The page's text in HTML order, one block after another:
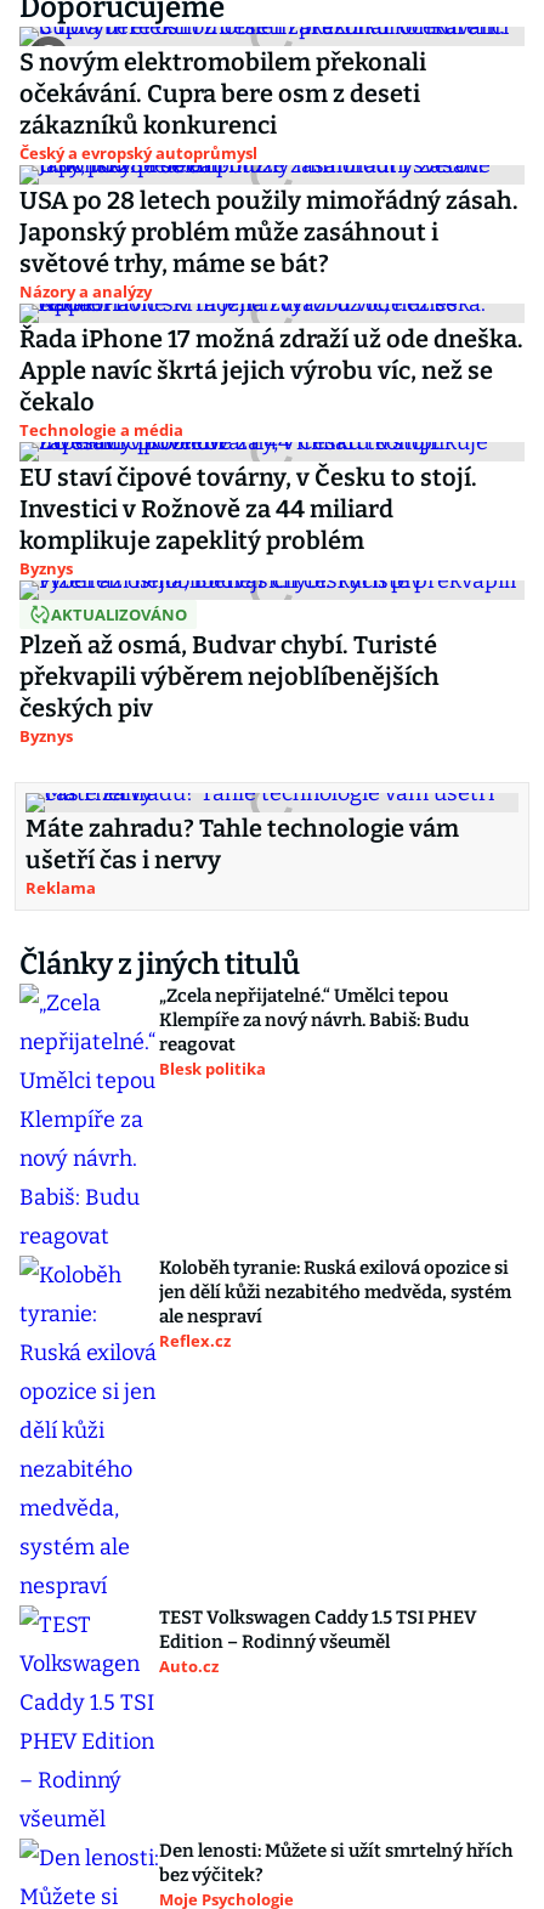
Doporučujeme
S novým elektromobilem překonali
očekávání. Cupra bere osm z deseti
zákazníků konkurenci
Český a evropský autoprůmysl
USA po 28 letech použily mimořádný zásah.
Japonský problém může zasáhnout i
světové trhy, máme se bát?
Názory a analýzy
Řada iPhone 17 možná zdraží už ode dneška.
Apple navíc škrtá jejich výrobu víc, než se
čekalo
Technologie a média
EU staví čipové továrny, v Česku to stojí.
Investici v Rožnově za 44 miliard
komplikuje zapeklitý problém
Byznys
AKTUALIZOVÁNO
Plzeň až osmá, Budvar chybí. Turisté
překvapili výběrem nejoblíbenějších
českých piv
Byznys
Máte zahradu? Tahle technologie vám
ušetří čas i nervy
Reklama
Články z jiných titulů
„Zcela nepřijatelné.“ Umělci tepou
Klempíře za nový návrh. Babiš: Budu
reagovat
Blesk politika
Koloběh tyranie: Ruská exilová opozice si
jen dělí kůži nezabitého medvěda, systém
ale nespraví
Reflex.cz
TEST Volkswagen Caddy 1.5 TSI PHEV
Edition – Rodinný všeuměl
Auto.cz
Den lenosti: Můžete si užít smrtelný hřích
bez výčitek?
Moje Psychologie